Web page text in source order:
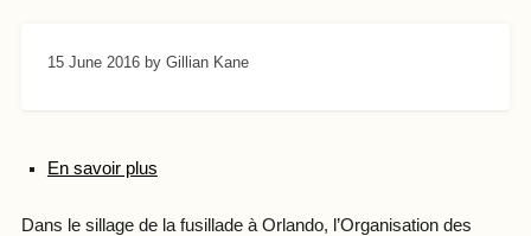
15 June 2016 by Gillian Kane
En savoir plus
Dans le sillage de la fusillade à Orlando, l’Organisation des